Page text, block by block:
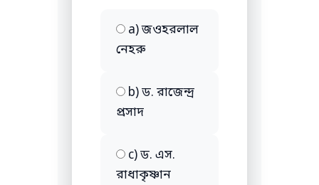
a) জওহরলাল
নেহরু
b) ড. রাজেন্দ্র
প্রসাদ
c) ড. এস.
রাধাকৃষ্ণান